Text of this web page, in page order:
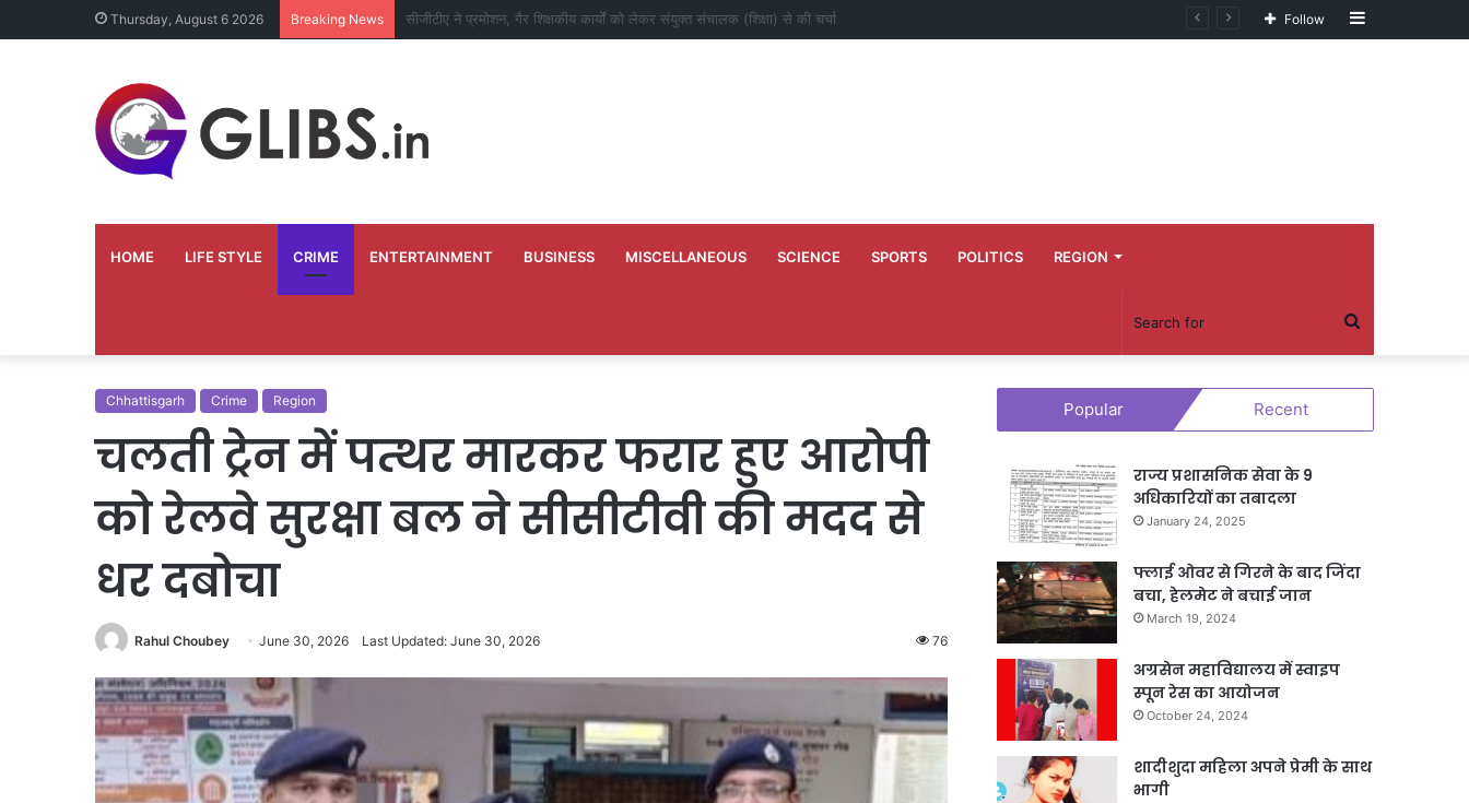
Thursday, August 6 2026 Breaking News दिव्यांग भृत्य ने अपने 10 वर्ष के कार्यकाल की स्मृति में बच्चों को कराया न्योता भोज Sidebar
Follow
HOME LIFE STYLE CRIME ENTERTAINMENT BUSINESS MISCELLANEOUS SCIENCE SPORTS POLITICS REGION
Search
for
Chhattisgarh Crime Region
चलती ट्रेन में पत्थर मारकर फरार हुए आरोपी
को रेलवे सुरक्षा बल ने सीसीटीवी की मदद से
धर दबोचा
Rahul Choubey June 30, 2026 Last Updated: June 30, 2026 76
Popular Recent
राज्य प्रशासनिक सेवा के 9
अधिकारियों का तबादला
January 24, 2025
फ्लाई ओवर से गिरने के बाद जिंदा
बचा, हेलमेट ने बचाई जान
March 19, 2024
अग्रसेन महाविद्यालय में स्वाइप
स्पून रेस का आयोजन
October 24, 2024
शादीशुदा महिला अपने प्रेमी के साथ
भागी